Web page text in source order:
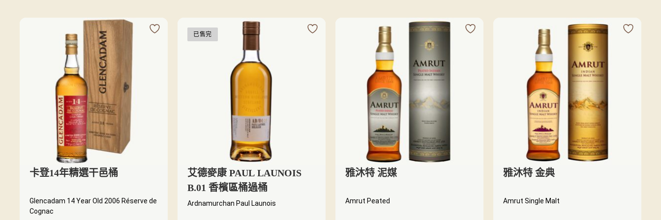
卡登14年精選干邑桶
Glencadam 14 Year Old 2006 Réserve de
Cognac
已售完
艾德麥康 PAUL LAUNOIS
B.01 香檳區桶過桶
Ardnamurchan Paul Launois
雅沐特 泥媒
Amrut Peated
雅沐特 金典
Amrut Single Malt